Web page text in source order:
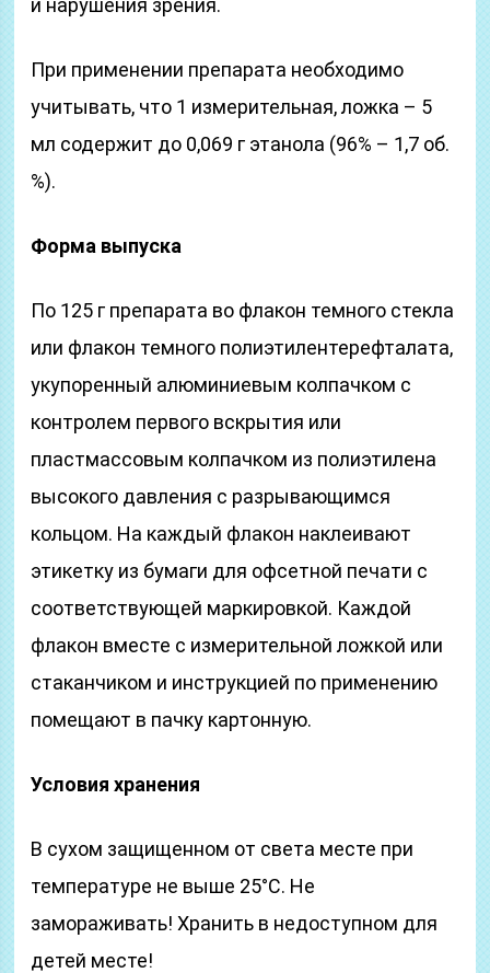
и нарушения зрения.
При применении препарата необходимо
учитывать, что 1 измерительная, ложка – 5
мл содержит до 0,069 г этанола (96% – 1,7 об.
%).
Форма выпуска
По 125 г препарата во флакон темного стекла
или флакон темного полиэтилентерефталата,
укупоренный алюминиевым колпачком с
контролем первого вскрытия или
пластмассовым колпачком из полиэтилена
высокого давления с разрывающимся
кольцом. На каждый флакон наклеивают
этикетку из бумаги для офсетной печати с
соответствующей маркировкой. Каждой
флакон вместе с измерительной ложкой или
стаканчиком и инструкцией по применению
помещают в пачку картонную.
Условия хранения
В сухом защищенном от света месте при
температуре не выше 25°С. Не
замораживать! Хранить в недоступном для
детей месте!